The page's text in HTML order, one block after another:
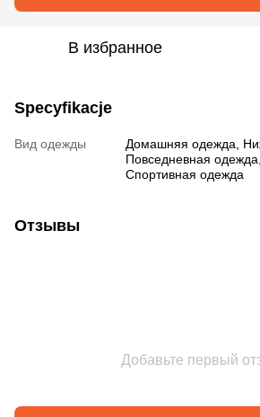
В избранное
Specyfikacje
Вид одежды
Домашняя одежда,
Повседневная
Спортивная одежда
Отзывы
Добавьте первый